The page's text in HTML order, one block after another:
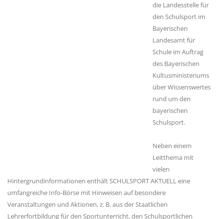
die Landesstelle für
den Schulsport im
Bayerischen
Landesamt für
Schule im Auftrag
des Bayerischen
Kultusministeriums
über Wissenswertes
rund um den
bayerischen
Schulsport.
Neben einem
Leitthema mit
vielen
Hintergrundinformationen enthält SCHULSPORT AKTUELL eine
umfangreiche Info-Börse mit Hinweisen auf besondere
Veranstaltungen und Aktionen, z. B. aus der Staatlichen
Lehrerfortbildung für den Sportunterricht, den Schulsportlichen